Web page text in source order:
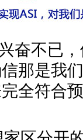
奋不已
那是我
全符合